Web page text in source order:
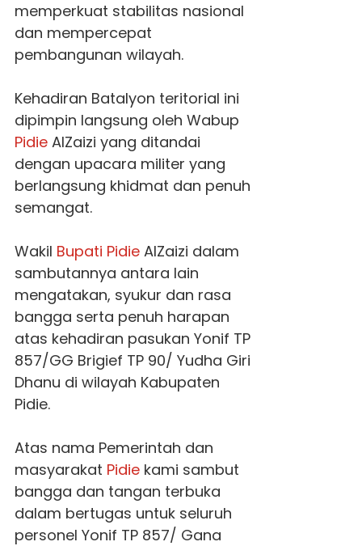
memperkuat stabilitas nasional
dan mempercepat
pembangunan wilayah.
Kehadiran Batalyon teritorial ini
dipimpin langsung oleh Wabup
PidieAlZaizi yang ditandai
dengan upacara militer yang
berlangsung khidmat dan penuh
semangat.
Wakil Bupati PidieAlZaizi dalam
sambutannya antara lain
mengatakan, syukur dan rasa
bangga serta penuh harapan
atas kehadiran pasukan Yonif TP
857/GG Brigief TP 90/ Yudha Giri
Dhanu di wilayah Kabupaten
Pidie.
Atas nama Pemerintah dan
masyarakat Pidiekami sambut
bangga dan tangan terbuka
dalam bertugas untuk seluruh
personel Yonif TP 857/ Gana